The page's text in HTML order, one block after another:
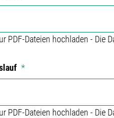
PDF-Dateien hochladen - Die
*
PDF-Dateien hochladen - Die